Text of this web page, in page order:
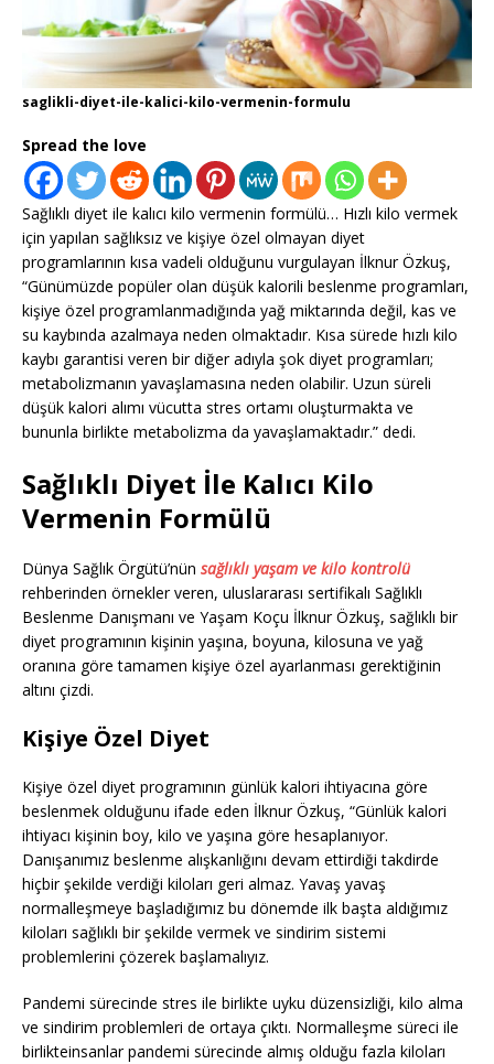
saglikli-diyet-ile-kalici-kilo-vermenin-formulu
Spread the love
Sağlıklı diyet ile kalıcı kilo vermenin formülü… Hızlı kilo vermek
için yapılan sağlıksız ve kişiye özel olmayan diyet
programlarının kısa vadeli olduğunu vurgulayan İlknur Özkuş,
“Günümüzde popüler olan düşük kalorili beslenme programları,
kişiye özel programlanmadığında yağ miktarında değil, kas ve
su kaybında azalmaya neden olmaktadır. Kısa sürede hızlı kilo
kaybı garantisi veren bir diğer adıyla şok diyet programları;
metabolizmanın yavaşlamasına neden olabilir. Uzun süreli
düşük kalori alımı vücutta stres ortamı oluşturmakta ve
bununla birlikte metabolizma da yavaşlamaktadır.” dedi.
Sağlıklı Diyet İle Kalıcı Kilo
Vermenin Formülü
Dünya Sağlık Örgütü’nün sağlıklı yaşam ve kilo kontrolü
rehberinden örnekler veren, uluslararası sertifikalı Sağlıklı
Beslenme Danışmanı ve Yaşam Koçu İlknur Özkuş, sağlıklı bir
diyet programının kişinin yaşına, boyuna, kilosuna ve yağ
oranına göre tamamen kişiye özel ayarlanması gerektiğinin
altını çizdi.
Kişiye Özel Diyet
Kişiye özel diyet programının günlük kalori ihtiyacına göre
beslenmek olduğunu ifade eden İlknur Özkuş, “Günlük kalori
ihtiyacı kişinin boy, kilo ve yaşına göre hesaplanıyor.
Danışanımız beslenme alışkanlığını devam ettirdiği takdirde
hiçbir şekilde verdiği kiloları geri almaz. Yavaş yavaş
normalleşmeye başladığımız bu dönemde ilk başta aldığımız
kiloları sağlıklı bir şekilde vermek ve sindirim sistemi
problemlerini çözerek başlamalıyız.
Pandemi sürecinde stres ile birlikte uyku düzensizliği, kilo alma
ve sindirim problemleri de ortaya çıktı. Normalleşme süreci ile
birlikteinsanlar pandemi sürecinde almış olduğu fazla kiloları